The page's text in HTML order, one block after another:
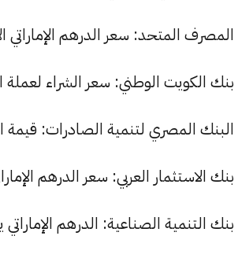
المصرف المتحد: سعر الدرهم الإماراتي الآن 13.00 جنيها للشراء و 13.30
بنك الكويت الوطني: سعر الشراء لعملة الدرهم الإماراتي هو 13.15
البنك المصري لتنمية الصادرات: قيمة الدرهم الإماراتي
بنك الاستثمار العربي: سعر الدرهم الإماراتي الآن 13.27 جنيها للشراء
بنك التنمية الصناعية: الدرهم الإماراتي يسجل 13.22 جنيها للشراء و 13.30